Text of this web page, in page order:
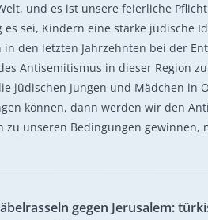
und es ist unsere feierliche
sei, Kindern eine starke jüdische
den letzten Jahrzehnten bei der
Antisemitismus in dieser Region
jüdischen Jungen und Mädchen in
können, dann werden wir den
unseren Bedingungen gewinnen,
gegen Jerusalem: